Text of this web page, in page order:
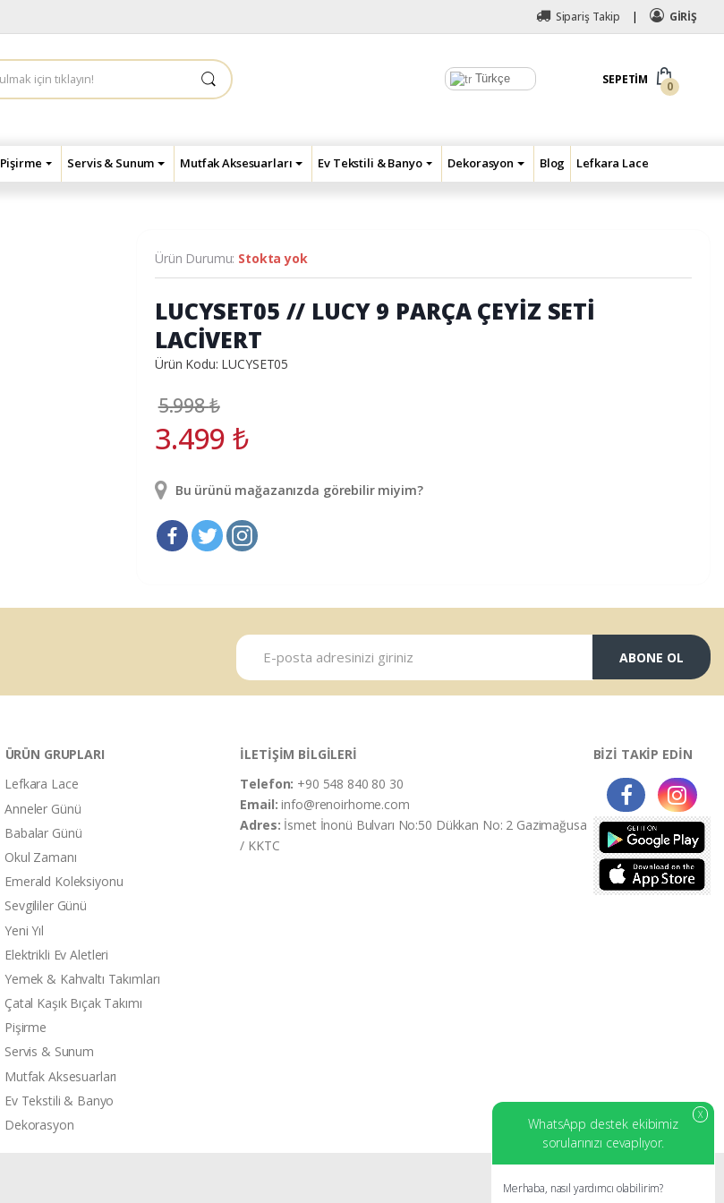
Sipariş Takip GİRİŞ
Türkçe SEPETIM
0
Pişirme Servis & Sunum Mutfak Aksesuarları Ev Tekstili & Banyo Dekorasyon Blog Lefkara Lace
Ürün Durumu: Stokta yok
LUCYSET05 // LUCY 9 PARÇA ÇEYİZ SETİ
LACİVERT
Ürün Kodu: LUCYSET05
5.998₺
3.499₺
Bu ürünü mağazanızda görebilir miyim?
ABONE OL
ÜRÜN GRUPLARI
Lefkara Lace
Anneler Günü
Babalar Günü
Okul Zamanı
Emerald Koleksiyonu
Sevgililer Günü
Yeni Yıl
Elektrikli Ev Aletleri
Yemek & Kahvaltı Takımları
Çatal Kaşık Bıçak Takımı
Pişirme
Servis & Sunum
Mutfak Aksesuarları
Ev Tekstili & Banyo
Dekorasyon
İLETİŞİM BİLGİLERİ
Telefon: +90 548 840 80 30
Email:info@renoirhome.com
Adres: İsmet İnonü Bulvarı No:50 Dükkan No: 2 Gazimağusa
/ KKTC
BİZİ TAKİP EDİN
X
WhatsApp destek ekibimiz
sorularınızı cevaplıyor.
Merhaba, nasıl yardımcı olabilirim?